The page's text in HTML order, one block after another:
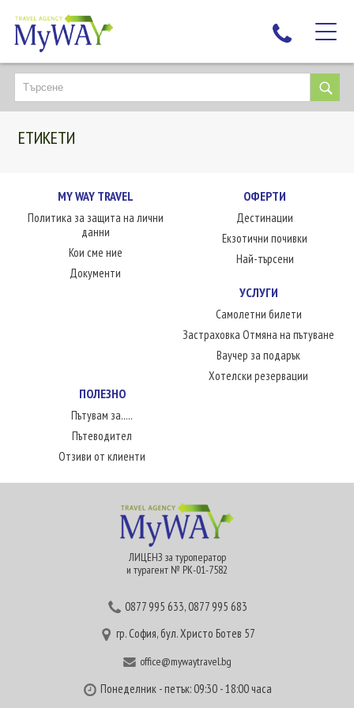
НАЙ-ТЪРСЕНИ
ДЕСТИНАЦИИ
ЕКЗОТИЧНИ ПОЧИВКИ
НОВА ГОДИНА
ПЪТУВАЙТЕ С ДЕЦА
ЛЮБОПИТНО
ЕТИКЕТИ
MY WAY TRAVEL
Политика за защита на лични
данни
Кои сме ние
Документи
ОФЕРТИ
Дестинации
Екзотични почивки
Най-търсени
УСЛУГИ
Самолетни билети
Застраховка Отмяна на пътуване
Ваучер за подарък
Хотелски резервации
ПОЛЕЗНО
Пътувам за.....
Пътеводител
Отзиви от клиенти
ЛИЦЕНЗ за туроператор
и турагент № РК-01-7582
0877 995 633,0877 995 683
гр. София, бул. Христо Ботев 57
office@mywaytravel.bg
Понеделник - петък: 09:30 - 18:00 часа